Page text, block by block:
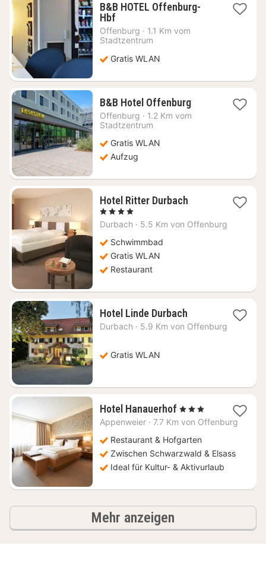
B&B HOTEL Offenburg-
Hbf1
Nacht
ab
€
Offenburg · 1.1 Km vom
Stadtzentrum
Gratis WLAN
B&B Hotel Offenburg1
Nacht
Offenburg · 1.2 Km vom
Stadtzentrum
Gratis WLAN
Aufzug
Hotel Ritter Durbach1
ab
, 4 Sterne
Durbach · 5.5 Km von Offenburg
Schwimmbad
Gratis WLAN
Restaurant
Hotel Linde Durbach1
Nacht
Durbach · 5.9 Km von Offenburg
Gratis WLAN
Hotel Hanauerhof 1
Nacht
71
€
, 3 Sterne
Appenweier · 7.7 Km von Offenburg
Restaurant & Hofgarten
Zwischen Schwarzwald & Elsass
Ideal für Kultur- & Aktivurlaub
Mehr anzeigen